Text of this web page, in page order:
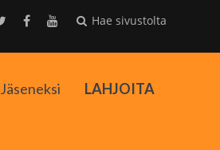
Hae sivustolta
Jäseneksi LAHJOITA